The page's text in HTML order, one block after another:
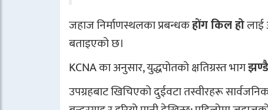
जहाज निर्माणस्थलका प्रबन्धकहोंग किल होलाई
बताइएको छ।
KCNA का अनुसार, युद्धपोतको क्षतिग्रस्त भाग
उपग्रहबाट खिचिएको दुईवटा तस्वीरहरू